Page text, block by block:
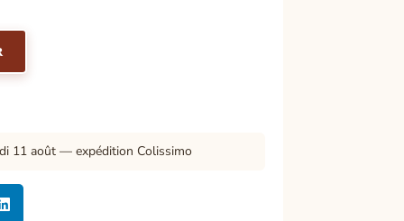
11 août — expédition Colissimo